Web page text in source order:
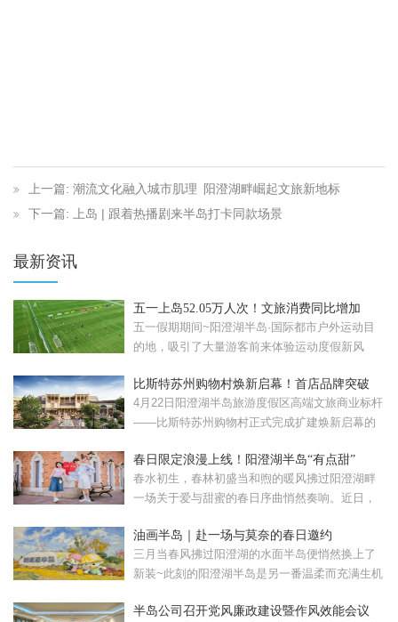
上一篇: 潮流文化融入城市肌理 阳澄湖畔崛起文旅新地标
下一篇: 上岛 | 跟着热播剧来半岛打卡同款场景
最新资讯
五一上岛52.05万人次！文旅消费同比增加
57.08%！
五一假期期间~阳澄湖半岛·国际都市户外运动目
的地，吸引了大量游客前来体验运动度假新风
比斯特苏州购物村焕新启幕！首店品牌突破
120家
4月22日阳澄湖半岛旅游度假区高端文旅商业标杆
——比斯特苏州购物村正式完成扩建焕新启幕的
春日限定浪漫上线！阳澄湖半岛“有点甜”
春水初生，春林初盛当和煦的暖风拂过阳澄湖畔
一场关于爱与甜蜜的春日序曲悄然奏响。近日，
油画半岛｜赴一场与莫奈的春日邀约
三月当春风拂过阳澄湖的水面半岛便悄然换上了
新装~此刻的阳澄湖半岛是另一番温柔而充满生机
半岛公司召开党风廉政建设暨作风效能会议